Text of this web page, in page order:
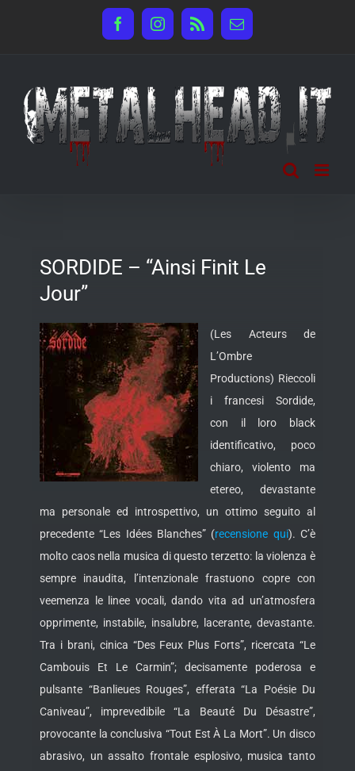
FacebookInstagram
Rss Email
SORDIDE – “Ainsi Finit Le
Jour”
(Les Acteurs de
L’Ombre
Productions) Rieccoli
i francesi Sordide,
con il loro black
identificativo, poco
chiaro, violento ma
etereo, devastante
ma personale ed introspettivo, un ottimo seguito al
precedente “Les Idées Blanches” (recensione qui).C’è
molto caos nella musica di questo terzetto: la violenza è
sempre inaudita, l’intenzionale frastuono copre con
veemenza le linee vocali, dando vita ad un’atmosfera
opprimente, instabile, insalubre, lacerante, devastante.
Tra i brani, cinica “Des Feux Plus Forts”, ricercata “Le
Cambouis Et Le Carmin”; decisamente poderosa e
pulsante “Banlieues Rouges”, efferata “La Poésie Du
Caniveau”, imprevedibile “La Beauté Du Désastre”,
provocante la conclusiva “Tout Est À La Mort”. Un disco
abrasivo, un assalto frontale esplosivo, musica tanto